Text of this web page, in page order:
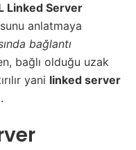
Linked Server
anlatmaya
bağlantı
bağlı olduğu uzak
yani linked server